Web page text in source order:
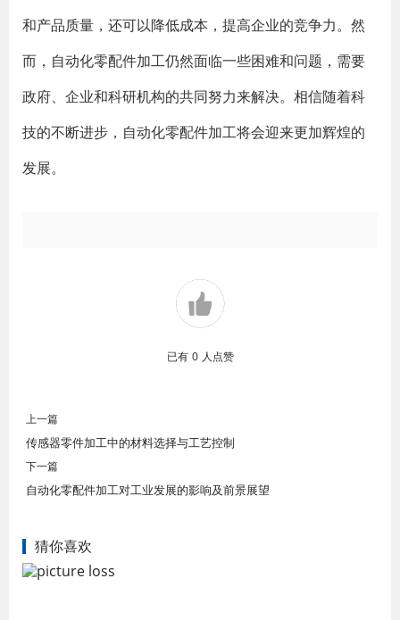
和产品质量，还可以降低成本，提高企业的竞争力。然
而，自动化零配件加工仍然面临一些困难和问题，需要
政府、企业和科研机构的共同努力来解决。相信随着科
技的不断进步，自动化零配件加工将会迎来更加辉煌的
发展。
已有 0 人点赞
上一篇
传感器零件加工中的材料选择与工艺控制
下一篇
自动化零配件加工对工业发展的影响及前景展望
猜你喜欢